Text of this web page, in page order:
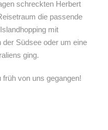
schreckten Herbert
die passende
mit
Südsee oder um eine
ging.
von uns gegangen!